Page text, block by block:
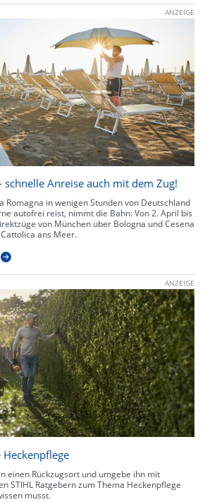
ANZEIGE
Anreise auch mit dem Zug!
Romagna in wenigen Stunden von Deutschland
autofrei reist, nimmt die Bahn: Von 2. April bis
von München über Bologna und Cesena
ans Meer.
ANZEIGE
einen Rückzugsort und umgebe ihn mit
STIHL Ratgebern zum Thema Heckenpflege
musst.